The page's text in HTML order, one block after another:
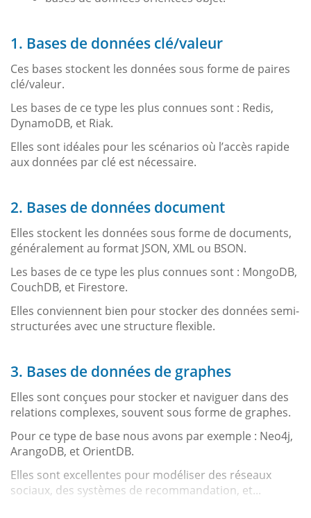
1. Bases de données clé/valeur
Ces bases stockent les données sous forme de paires
clé/valeur.
Les bases de ce type les plus connues sont : Redis,
DynamoDB, et Riak.
Elles sont idéales pour les scénarios où l’accès rapide
aux données par clé est nécessaire.
2. Bases de données document
Elles stockent les données sous forme de documents,
généralement au format JSON, XML ou BSON.
Les bases de ce type les plus connues sont : MongoDB,
CouchDB, et Firestore.
Elles conviennent bien pour stocker des données semi-
structurées avec une structure flexible.
3. Bases de données de graphes
Elles sont conçues pour stocker et naviguer dans des
relations complexes, souvent sous forme de graphes.
Pour ce type de base nous avons par exemple : Neo4j,
ArangoDB, et OrientDB.
Elles sont excellentes pour modéliser des réseaux
sociaux, des systèmes de recommandation, et...